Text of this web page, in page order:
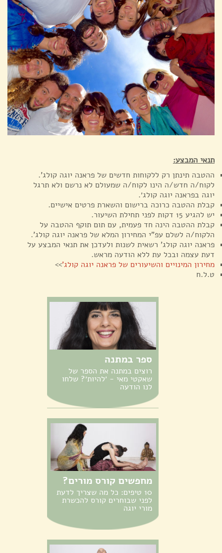
תנאי המבצע:
ההטבה תינתן רק ללקוחות חדשים של פראנה יוגה קולג'.
לקוח/ה חדש/ה הינו לקוח/ה שמעולם לא נרשם ולא תרגל
יוגה בפראנה יוגה קולג׳.
קבלת ההטבה כרוכה ברישום והשארת פרטים אישיים.
יש להגיע 15 דקות לפני תחילת השיעור.
קבלת ההטבה הינה חד פעמית, עם תום תוקף ההטבה על
הלקוח/ה לשלם עפ"י המחירון המלא של פראנה יוגה קולג'.
פראנה יוגה קולג' רשאית לשנות ולעדכן את תנאי המבצע על
דעת עצמה ובכל עת ללא הודעה מראש.
מחירון המינויים והשיעורים של פראנה יוגה קולג'>>
ט.ל.ח
ספר במתנה
רוצים במתנה את הספר של
שאקטי מאי - ׳להיות׳? שלחו
לנו הודעה
מחפשים קורס מורים?
10 טיפים: כל מה שצריך לדעת
לפני שבוחרים קורס להכשרת
מורי יוגה